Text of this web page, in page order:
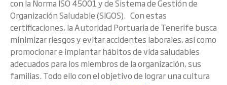
con la Norma ISO 45001 y de Sistema de Gestión de
Organización Saludable (SIGOS). Con estas
certificaciones, la Autoridad Portuaria de Tenerife busca
minimizar riesgos y evitar accidentes laborales, así como
promocionar e implantar hábitos de vida saludables
adecuados para los miembros de la organización, sus
familias. Todo ello con el objetivo de lograr una cultura